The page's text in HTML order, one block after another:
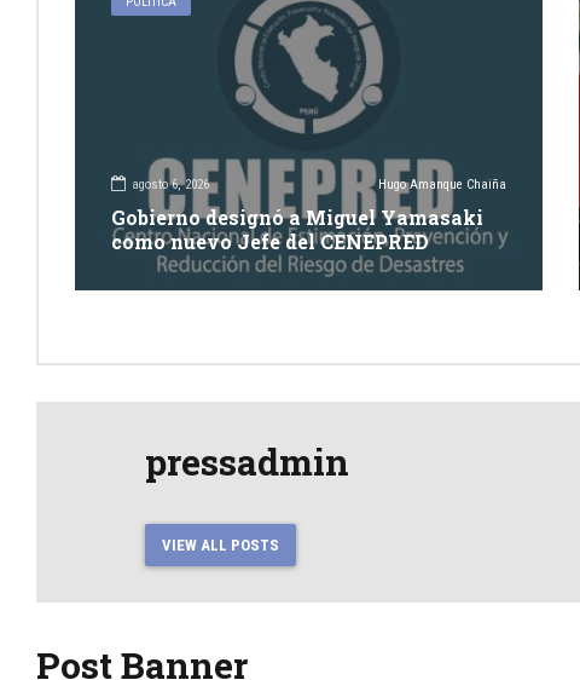
agosto 6, 2026 Hugo Amanque Chaiña
Gobierno designó a Miguel Yamasaki
como nuevo Jefe del CENEPRED
pressadmin
VIEW ALL POSTS
Post Banner